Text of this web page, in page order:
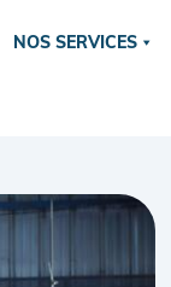
NOS SERVICES